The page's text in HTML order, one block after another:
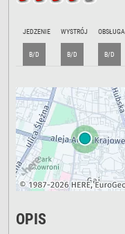
JEDZENIE
B/D
WYSTRÓJ
B/D
OBSŁUGA
B/D
OPIS